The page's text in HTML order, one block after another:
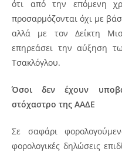
ότι από την επόμενη
προσαρμόζονται όχι με
αλλά με τον Δείκτη
επηρεάσει την αύξηση
Τσακλόγλου.
Όσοι δεν έχουν
στόχαστρο της ΑΑΔΕ
Σε σαφάρι
φορολογικές δηλώσεις